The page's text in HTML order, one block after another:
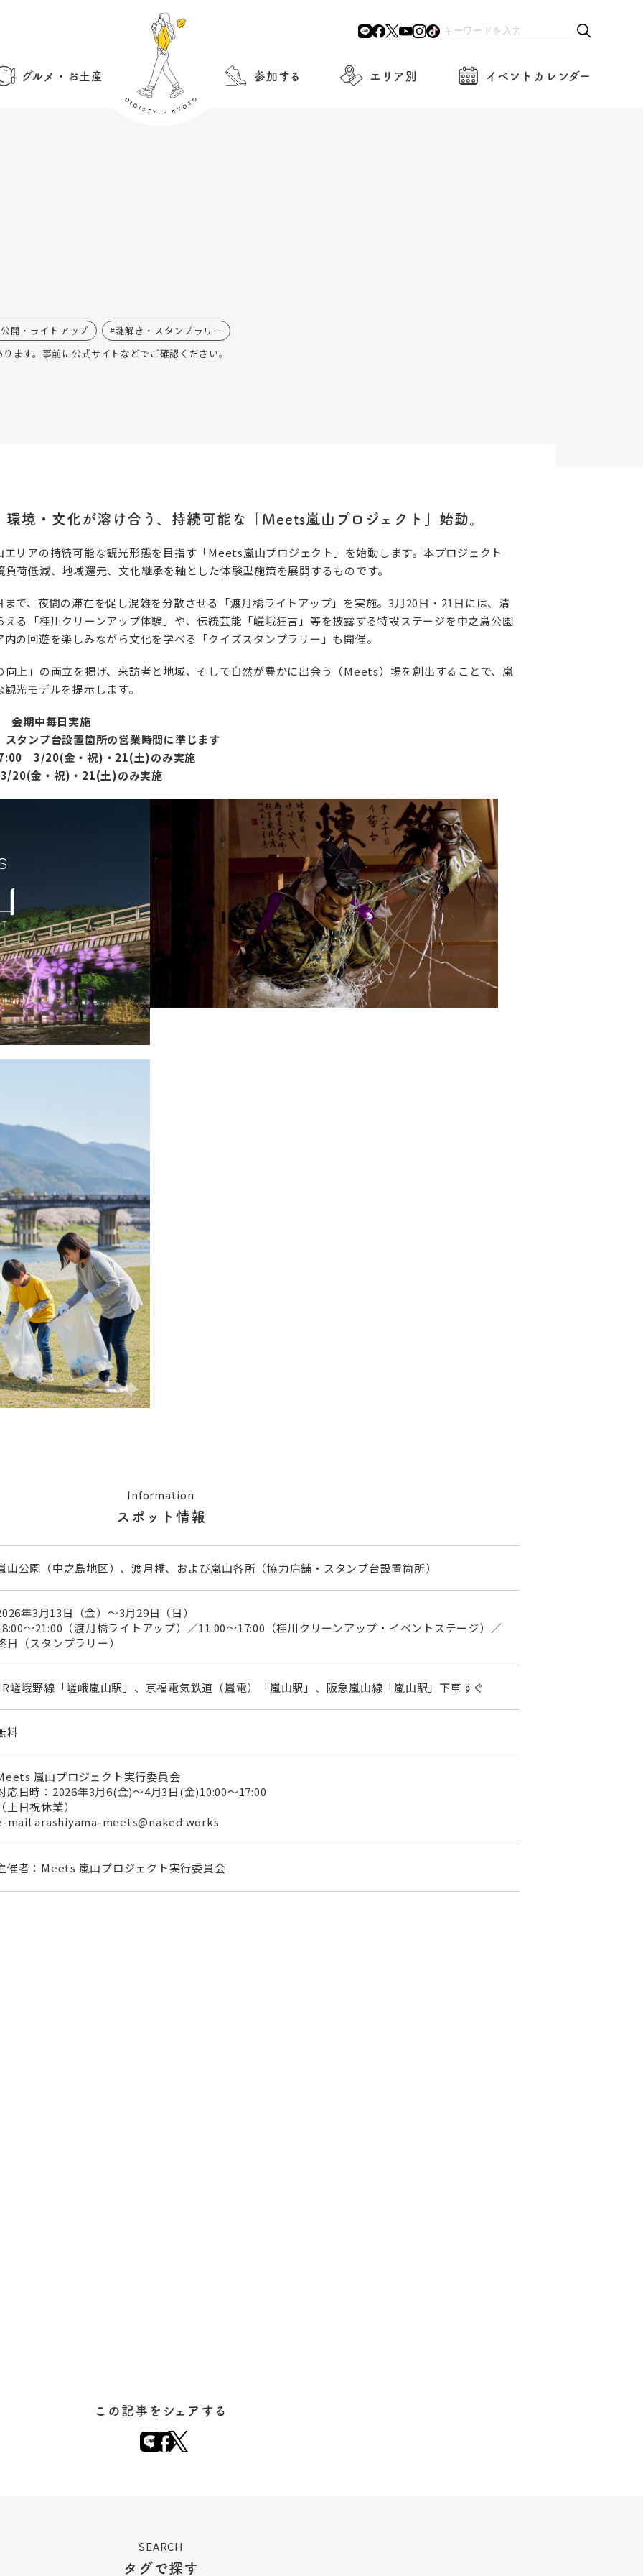
グルメ・お土産 参加する エリア別 イベントカレンダー
開・ライトアップ
謎解き・スタンプラリー
ます。事前に公式サイトなどでご確認ください。
境・文化が溶け合う、持続可能な「Meets嵐山プロジェクト」始動。
リアの持続可能な観光形態を目指す「Meets嵐山プロジェクト」を始動します。本プロジェクト
荷低減、地域還元、文化継承を軸とした体験型施策を展開するものです。
で、夜間の滞在を促し混雑を分散させる「渡月橋ライトアップ」を実施。3月20日・21日には、清
る「桂川クリーンアップ体験」や、伝統芸能「嵯峨狂言」等を披露する特設ステージを中之島公園
の回遊を楽しみながら文化を学べる「クイズスタンプラリー」も開催。
上」の両立を掲げ、来訪者と地域、そして自然が豊かに出会う（Meets）場を創出することで、嵐
光モデルを提示します。
会期中毎日実施
タンプ台設置箇所の営業時間に準じます
3/20(金・祝)・21(土)のみ実施
20(金・祝)・21(土)のみ実施
Information
スポット情報
山公園（中之島地区）、渡月橋、および嵐山各所（協力店舗・スタンプ台設置箇所）
年3月13日（金）～3月29日（日）
〜21:00（渡月橋ライトアップ）／11:00〜17:00（桂川クリーンアップ・イベントステージ）／
日（スタンプラリー）
嵯峨野線「嵯峨嵐山駅」、京福電気鉄道（嵐電）「嵐山駅」、阪急嵐山線「嵐山駅」下車すぐ
料
嵐山プロジェクト実行委員会
応日時：2026年3月6(金)～4月3日(金)10:00～17:00
土日祝休業）
mail arashiyama-meets@naked.works
催者：Meets 嵐山プロジェクト実行委員会
この記事をシェアする
SEARCH
タグで探す